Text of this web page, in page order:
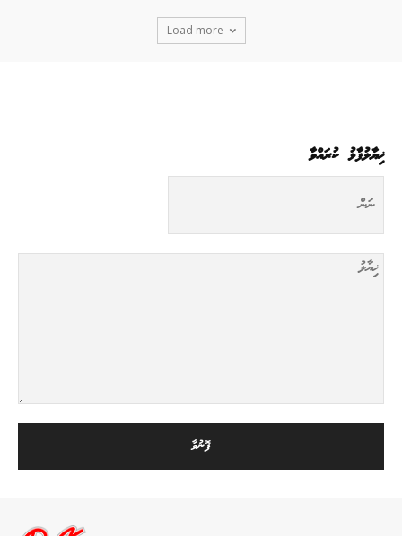
Load more
ޚިޔާލުފާޅު ކުރައްވާ